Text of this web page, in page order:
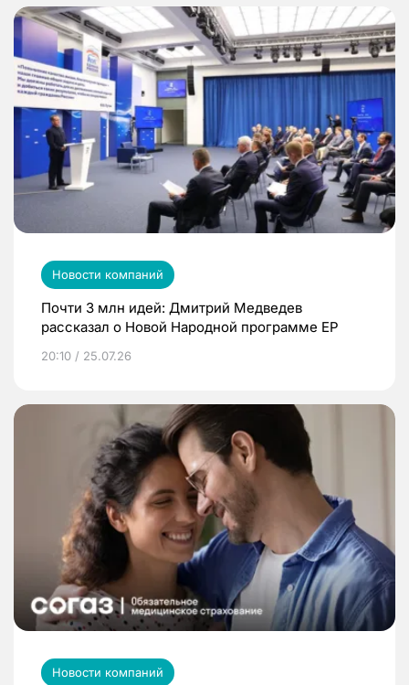
Новости компаний
Почти 3 млн идей: Дмитрий Медведев
рассказал о Новой Народной программе ЕР
20:10 / 25.07.26
Новости компаний